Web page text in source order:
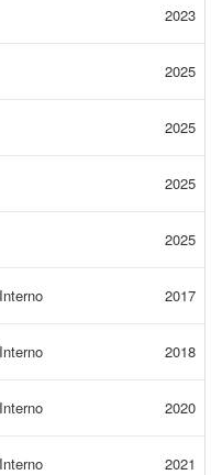
2023
2025
2025
2025
2025
2017
2018
2020
2021